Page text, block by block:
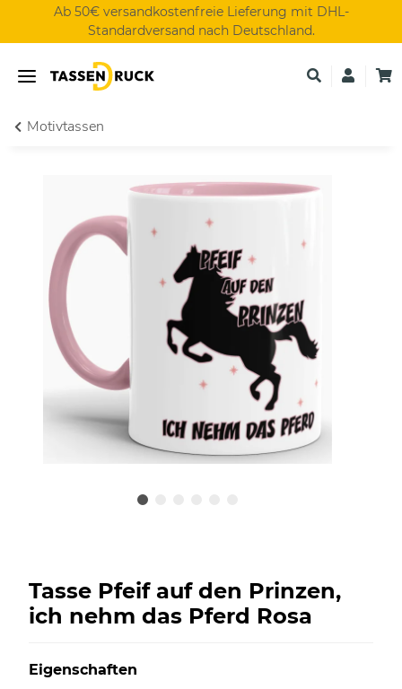
Ab 50€ versandkostenfreie Lieferung mit DHL-
Standardversand nach Deutschland.
Motivtassen
Tasse Pfeif auf den Prinzen,
ich nehm das Pferd Rosa
Eigenschaften